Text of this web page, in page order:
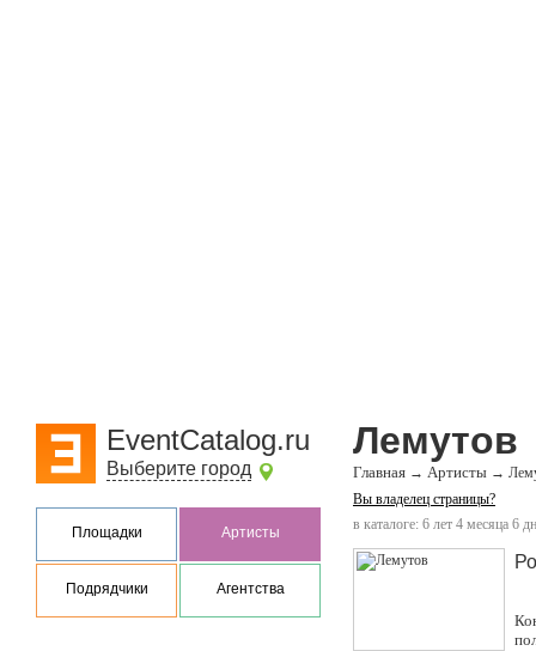
EventCatalog.ru
Выберите город
Площадки Артисты
Подрядчики Агентства
Лемутов
Главная → Артисты →
Вы владелец страницы?
в каталоге: 6 лет 4 месяца 6